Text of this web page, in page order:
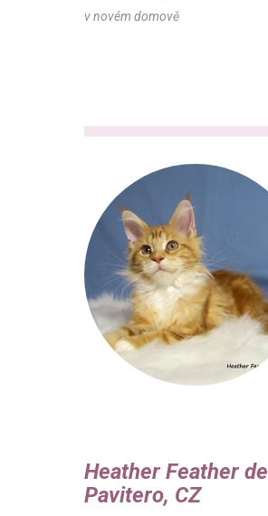
v novém domově
Heather Feather de
Pavitero, CZ